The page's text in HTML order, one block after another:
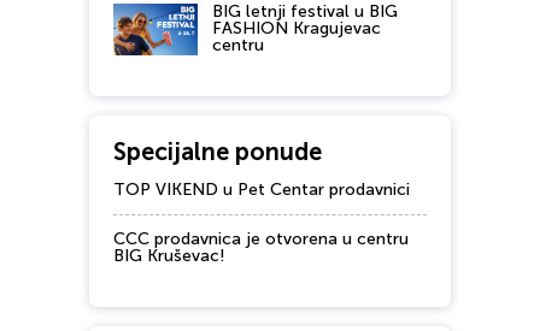
BIG letnji festival u BIG
FASHION Kragujevac
centru
Specijalne ponude
TOP VIKEND u Pet Centar prodavnici
CCC prodavnica je otvorena u centru
BIG Kruševac!